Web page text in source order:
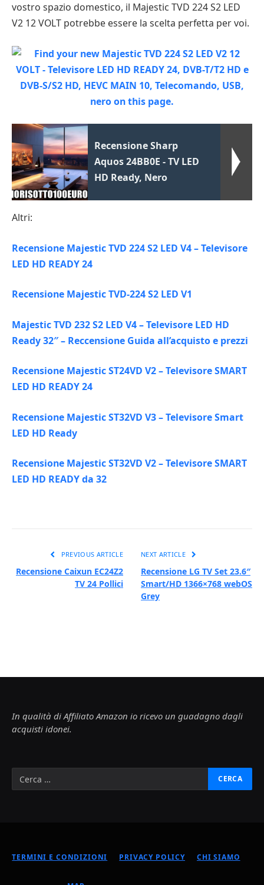
vostro spazio domestico, il Majestic TVD 224 S2 LED
V2 12 VOLT potrebbe essere la scelta perfetta per voi.
Recensione Sharp
Aquos 24BB0E - TV LED
HD Ready, Nero
Altri:
Recensione Majestic TVD 224 S2 LED V4 – Televisore
LED HD READY 24
Recensione Majestic TVD-224 S2 LED V1
Majestic TVD 232 S2 LED V4 – Televisore LED HD
Ready 32″ – Reccensione Guida all’acquisto e prezzi
Recensione Majestic ST24VD V2 – Televisore SMART
LED HD READY 24
Recensione Majestic ST32VD V3 – Televisore Smart
LED HD Ready
Recensione Majestic ST32VD V2 – Televisore SMART
LED HD READY da 32
PREVIOUS ARTICLE
Recensione Caixun EC24Z2
TV 24 Pollici
NEXT ARTICLE
Recensione LG TV Set 23.6″
Smart/HD 1366×768 webOS
Grey
In qualità di Affiliato Amazon io ricevo un guadagno dagli
acquisti idonei.
TERMINI E CONDIZIONI PRIVACY POLICY CHI SIAMO